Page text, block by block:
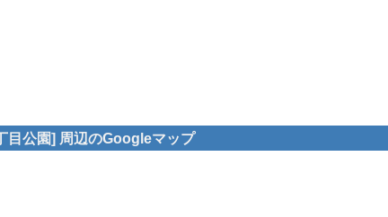
目公園] 周辺のGoogleマップ